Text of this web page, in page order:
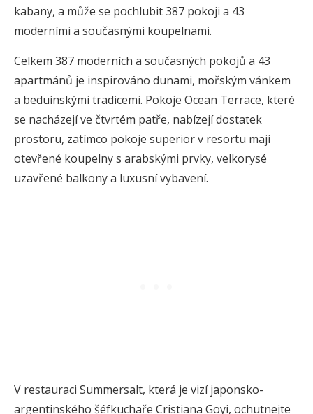
kabany, a může se pochlubit 387 pokoji a 43
moderními a současnými koupelnami.
Celkem 387 moderních a současných pokojů a 43
apartmánů je inspirováno dunami, mořským vánkem
a beduínskými tradicemi. Pokoje Ocean Terrace, které
se nacházejí ve čtvrtém patře, nabízejí dostatek
prostoru, zatímco pokoje superior v resortu mají
otevřené koupelny s arabskými prvky, velkorysé
uzavřené balkony a luxusní vybavení.
V restauraci Summersalt, která je vizí japonsko-
argentinského šéfkuchaře Cristiana Goyi, ochutnejte